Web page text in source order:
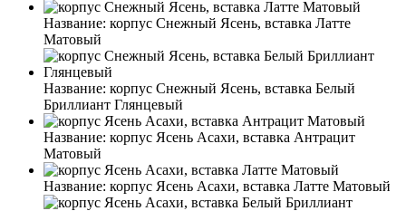
Название: корпус Снежный Ясень, вставка Латте
Матовый
Название: корпус Снежный Ясень, вставка Белый
Бриллиант Глянцевый
Название: корпус Ясень Асахи, вставка Антрацит
Матовый
Название: корпус Ясень Асахи, вставка Латте Матовый